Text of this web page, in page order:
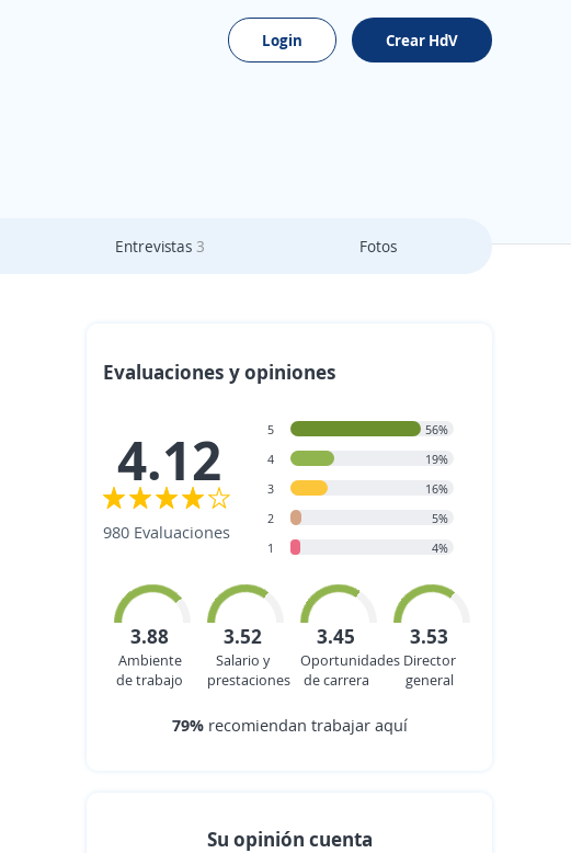
Login Crear HdV
Entrevistas3 Fotos
Evaluaciones y opiniones
4.12
980 Evaluaciones
5
56%
4
19%
3
16%
2
5%
1
4%
3.88
Ambiente
de trabajo
3.52
Salario y
prestaciones
3.45
Oportunidades
de carrera
3.53
Director
general
79%recomiendan trabajar aquí
Su opinión cuenta